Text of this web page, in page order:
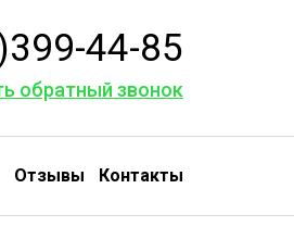
44-85
обратный звонок
Отзывы Контакты